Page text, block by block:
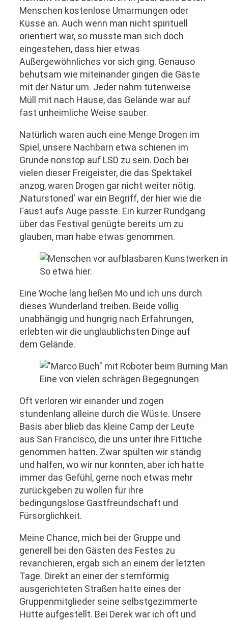
Menschen kostenlose Umarmungen oder
Küsse an. Auch wenn man nicht spirituell
orientiert war, so musste man sich doch
eingestehen, dass hier etwas
Außergewöhnliches vor sich ging. Genauso
behutsam wie miteinander gingen die Gäste
mit der Natur um. Jeder nahm tütenweise
Müll mit nach Hause, das Gelände war auf
fast unheimliche Weise sauber.
Natürlich waren auch eine Menge Drogen im
Spiel, unsere Nachbarn etwa schienen im
Grunde nonstop auf LSD zu sein. Doch bei
vielen dieser Freigeister, die das Spektakel
anzog, waren Drogen gar nicht weiter nötig.
‚Naturstoned‘ war ein Begriff, der hier wie die
Faust aufs Auge passte. Ein kurzer Rundgang
über das Festival genügte bereits um zu
glauben, man habe etwas genommen.
So etwa hier.
Eine Woche lang ließen Mo und ich uns durch
dieses Wunderland treiben. Beide völlig
unabhängig und hungrig nach Erfahrungen,
erlebten wir die unglaublichsten Dinge auf
dem Gelände.
Eine von vielen schrägen Begegnungen
Oft verloren wir einander und zogen
stundenlang alleine durch die Wüste. Unsere
Basis aber blieb das kleine Camp der Leute
aus San Francisco, die uns unter ihre Fittiche
genommen hatten. Zwar spülten wir ständig
und halfen, wo wir nur konnten, aber ich hatte
immer das Gefühl, gerne noch etwas mehr
zurückgeben zu wollen für ihre
bedingungslose Gastfreundschaft und
Fürsorglichkeit.
Meine Chance, mich bei der Gruppe und
generell bei den Gästen des Festes zu
revanchieren, ergab sich an einem der letzten
Tage. Direkt an einer der sternförmig
ausgerichteten Straßen hatte eines der
Gruppenmitglieder seine selbstgezimmerte
Hütte aufgestellt. Bei Derek war ich oft und